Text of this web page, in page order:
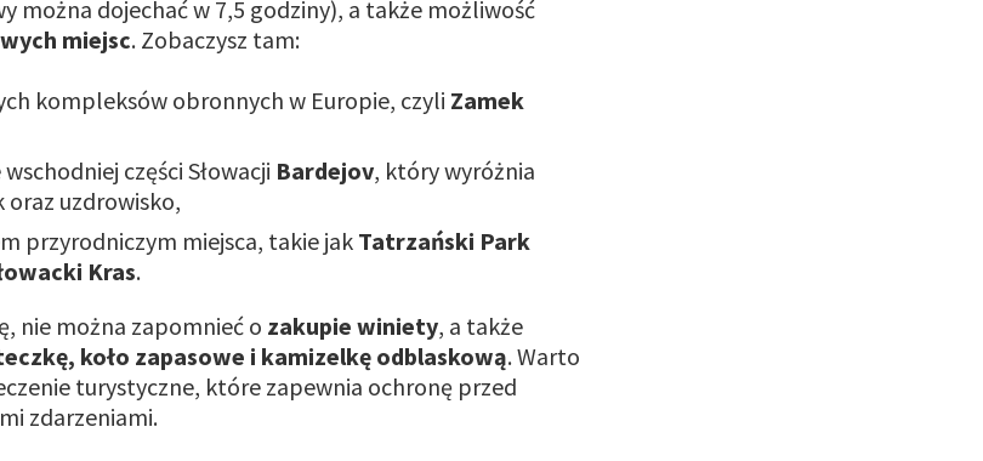
można dojechać w 7,5 godziny), a także możliwość
miejsc. Zobaczysz tam:
kompleksów obronnych w Europie, czyli Zamek
części Słowacji Bardejov, który wyróżnia
oraz uzdrowisko,
przyrodniczym miejsca, takie jak Tatrzański Park
Kras.
nie można zapomnieć o zakupie winiety, a także
koło zapasowe i kamizelkę odblaskową. Warto
turystyczne, które zapewnia ochronę przed
zdarzeniami.